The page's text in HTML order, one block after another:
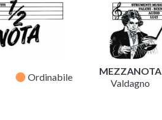
fiber_manual_record Ordinabile
MEZZANOTA
Valdagno